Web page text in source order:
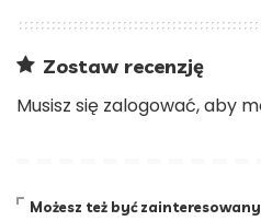
Zostaw recenzję
Musisz się zalogować, aby
Możesz też być